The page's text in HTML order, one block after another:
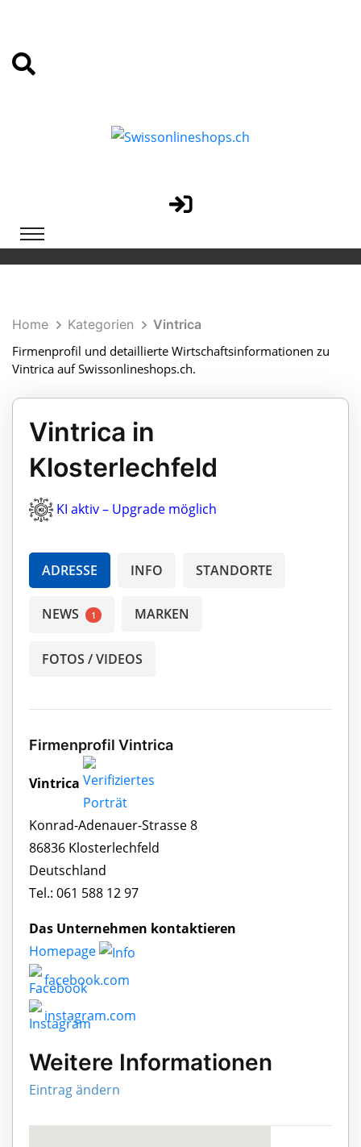
Home Kategorien
Vintrica
Firmenprofil und detaillierte Wirtschaftsinformationen zu
Vintrica auf Swissonlineshops.ch.
Vintrica in
Klosterlechfeld
KI aktiv – Upgrade möglich
ADRESSE INFO STANDORTE
NEWS 1 MARKEN
FOTOS / VIDEOS
Firmenprofil Vintrica
Vintrica
Konrad-Adenauer-Strasse 8
86836 Klosterlechfeld
Deutschland
Tel.: 061 588 12 97
Das Unternehmen kontaktieren
Homepage
facebook.com
instagram.com
Weitere Informationen
Eintrag ändern